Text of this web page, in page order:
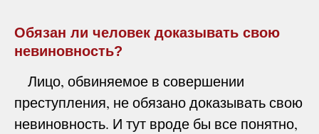
Обязан ли человек доказывать свою
невиновность?
Лицо, обвиняемое в совершении
преступления, не обязано доказывать свою
невиновность. И тут вроде бы все понятно,